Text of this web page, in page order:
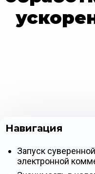
Навигация
Запуск
электронной